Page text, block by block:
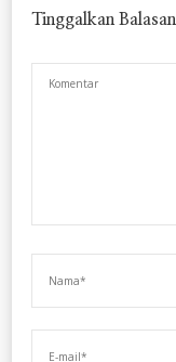
Tinggalkan Balasan